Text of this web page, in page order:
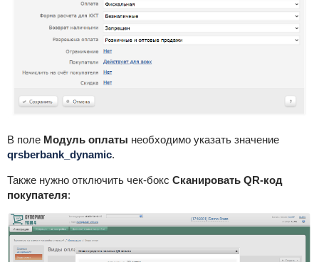
В поле Модуль оплаты необходимо указать значение
qrsberbank_dynamic.
Также нужно отключить чек-бокс Сканировать QR-код
покупателя: